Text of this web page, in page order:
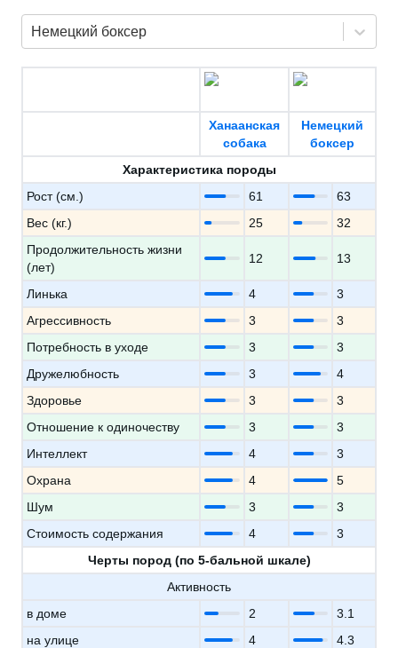
Немецкий боксер
Ханаанская
собака
Немецкий
боксер
Характеристика породы
Рост (см.)
61
63
Вес (кг.)
25
32
Продолжительность жизни
(лет)
12 13
Линька 4
3
Агрессивность
3
3
Потребность в уходе
3
3
Дружелюбность
3
4
Здоровье
3
3
Отношение к одиночеству
3
3
Интеллект
4
3
Охрана
4
5
Шум
3
3
Стоимость содержания
4
3
Черты пород (по 5-бальной шкале)
Активность
в доме
2
3.1
на улице
4
4.3